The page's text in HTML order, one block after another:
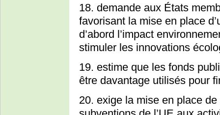
18. demande aux États
favorisant la mise en place
d’abord l’impact
stimuler les innovations
19. estime que les fonds
être davantage utilisés pour
20. exige la mise en place